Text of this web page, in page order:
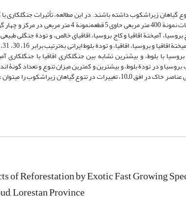
گیا‏‏هان زیر‌اشکوب داشته باشند. در‏ این مطالعه، تأثیرات جنگل‏کاری
کاج بروسیا بر تنوع گیاهی زیر‌اشکوب بررسی شد. بدین‌منظور، در شکل زمین یکسان با استفاده از قطعات نمونة 400 متر مربعی حاوی 5 قطعه‌نمونة 4
در سه تیپ جنگل‏کاری خالص کاج بروسیا، آمیختة اقاقیا و کاج بروسیا، اقاقیای خالص، و تودة جنگلی
با بلوط، و بیشترین تشابه بین جنگل‏کاری اقاقیا با جنگل‏کاری
و در تودة بلوط، و بیشترین و کمترین میزان تنوع و تعداد گونۀ
در تودة بلوط (شش گونه) و در تیپ بروسیا (یک گونه) مشاهده شد. با توجه به تغییرات محدود در برخی عناصر خاک در افق 0ـ10، تغییرات در تنوع گیا‏‏هان
of Reforestation by Exotic Fast Growing
Lorestan Province